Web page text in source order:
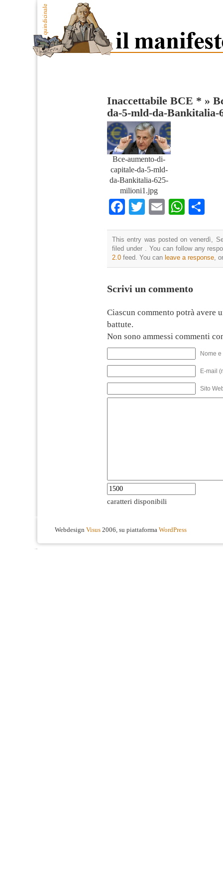
Inaccettabile BCE * »
da-5-mld-da-Bankitalia-
Bce-aumento-di-
capitale-da-5-mld-
da-Bankitalia-625-
milioni1.jpg
Facebook
TwitterEmail
This entry was posted on venerdì,
filed under . You can follow any
2.0 feed. You can leave a response,
Scrivi un commento
Ciascun commento potrà avere
battute.
Non sono ammessi commenti
Nome
E-mail
Sito
caratteri disponibili
Webdesign Visus 2006, su piattaforma WordPress